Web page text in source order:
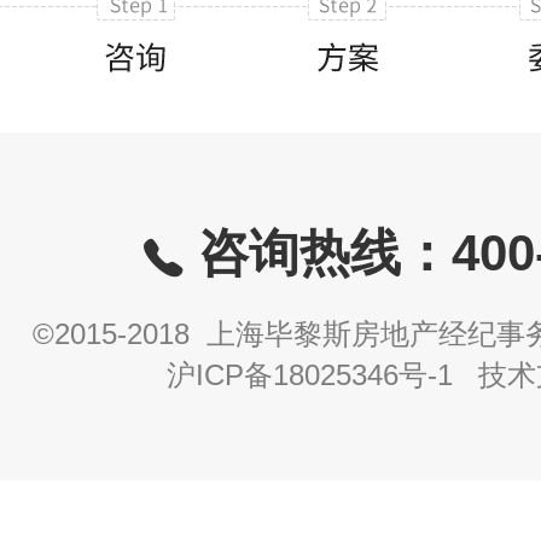
咨询热线：
©2015-2018 上海毕黎斯房地产经纪事
沪ICP备18025346号-1 技术